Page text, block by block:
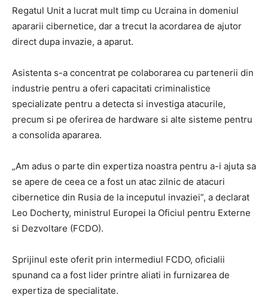
Regatul Unit a lucrat mult timp cu Ucraina in domeniul
apararii cibernetice, dar a trecut la acordarea de ajutor
direct dupa invazie, a aparut.
Asistenta s-a concentrat pe colaborarea cu partenerii din
industrie pentru a oferi capacitati criminalistice
specializate pentru a detecta si investiga atacurile,
precum si pe oferirea de hardware si alte sisteme pentru
a consolida apararea.
„Am adus o parte din expertiza noastra pentru a-i ajuta sa
se apere de ceea ce a fost un atac zilnic de atacuri
cibernetice din Rusia de la inceputul invaziei”, a declarat
Leo Docherty, ministrul Europei la Oficiul pentru Externe
si Dezvoltare (FCDO).
Sprijinul este oferit prin intermediul FCDO, oficialii
spunand ca a fost lider printre aliati in furnizarea de
expertiza de specialitate.